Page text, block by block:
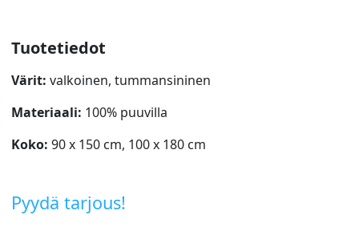
Tuotetiedot
Värit: valkoinen, tummansininen
Materiaali: 100% puuvilla
Koko: 90 x 150 cm, 100 x 180 cm
Pyydä tarjous!